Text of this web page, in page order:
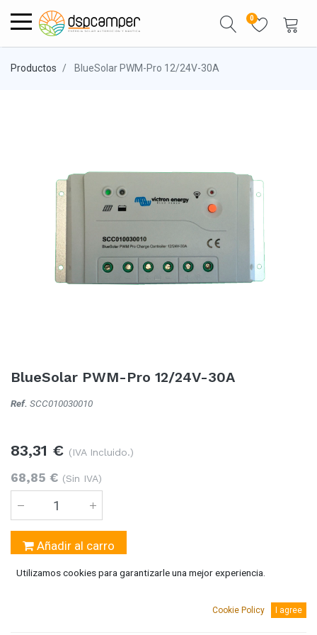
0
Productos BlueSolar PWM-Pro 12/24V-30A
BlueSolar PWM-Pro 12/24V-30A
Ref. SCC010030010
83,31 € (IVA Incluido.)
68,85 € (Sin IVA)
Añadir al carro
2 Unidades disponible
Utilizamos cookies para garantizarle una mejor experiencia.
Cookie Policy I agree